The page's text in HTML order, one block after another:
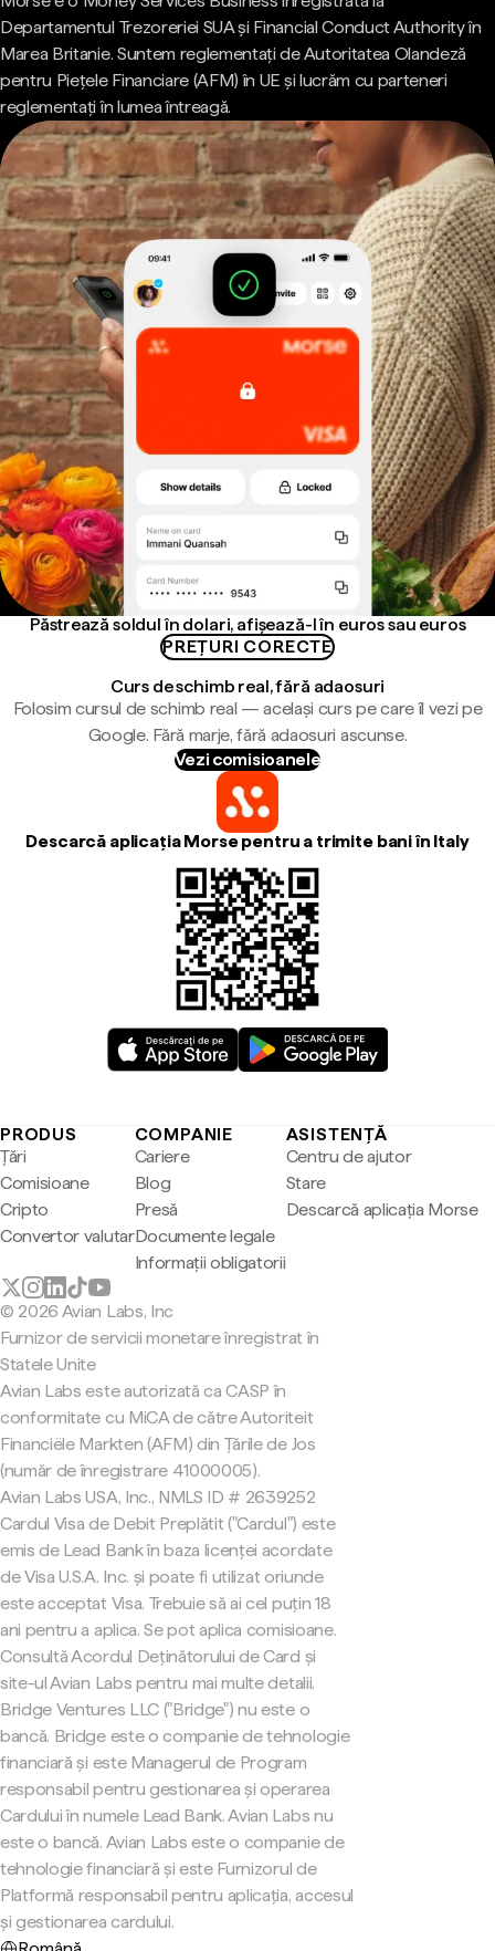
Departamentul Trezoreriei SUA și Financial Conduct Authority în
Marea Britanie. Suntem reglementați de Autoritatea Olandeză
pentru Piețele Financiare (AFM) în UE și lucrăm cu parteneri
reglementați în lumea întreagă.
Păstrează soldul în dolari, afișează-l în euros sau euros
PREȚURI CORECTE
Curs de schimb real, fără adaosuri
Folosim cursul de schimb real — același curs pe care îl vezi pe
Google. Fără marje, fără adaosuri ascunse.
Vezi comisioanele
Descarcă aplicația Morse pentru a trimite bani în Italy
PRODUS
Țări
Comisioane
Cripto
Convertor valutar
COMPANIE
Cariere
Blog
Presă
Documente legale
Informații obligatorii
ASISTENȚĂ
Centru de ajutor
Stare
Descarcă aplicația Morse
© 2026 Avian Labs, Inc
Furnizor de servicii monetare înregistrat în
Statele Unite
Avian Labs este autorizată ca CASP în
conformitate cu MiCA de către Autoriteit
Financiële Markten (AFM) din Țările de Jos
(număr de înregistrare 41000005).
Avian Labs USA, Inc., NMLS ID # 2639252
Cardul Visa de Debit Preplătit ("Cardul") este
emis de Lead Bank în baza licenței acordate
de Visa U.S.A. Inc. și poate fi utilizat oriunde
este acceptat Visa. Trebuie să ai cel puțin 18
ani pentru a aplica. Se pot aplica comisioane.
Consultă Acordul Deținătorului de Card și
site-ul Avian Labs pentru mai multe detalii.
Bridge Ventures LLC ("Bridge") nu este o
bancă. Bridge este o companie de tehnologie
financiară și este Managerul de Program
responsabil pentru gestionarea și operarea
Cardului în numele Lead Bank. Avian Labs nu
este o bancă. Avian Labs este o companie de
tehnologie financiară și este Furnizorul de
Platformă responsabil pentru aplicația, accesul
și gestionarea cardului.